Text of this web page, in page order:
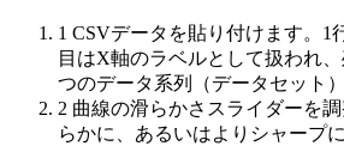
1 CSVデータを貼り付けます。1
目はX軸のラベルとして扱われ
つのデータ系列（データセット
2 曲線の滑らかさスライダーを
らかに、あるいはよりシャープに